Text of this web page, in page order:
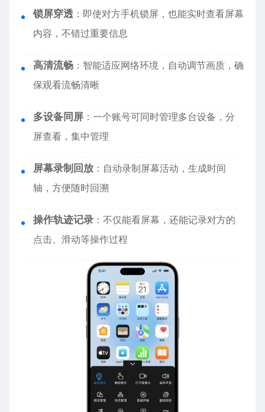
锁屏穿透 ：即使对方手机锁屏，也能实时查看屏幕
内容，不错过重要信息
高清流畅 ：智能适应网络环境，自动调节画质，确
保观看流畅清晰
多设备同屏 ：一个账号可同时管理多台设备，分
屏查看，集中管理
屏幕录制回放 ：自动录制屏幕活动，生成时间
轴，方便随时回溯
操作轨迹记录 ：不仅能看屏幕，还能记录对方的
点击、滑动等操作过程